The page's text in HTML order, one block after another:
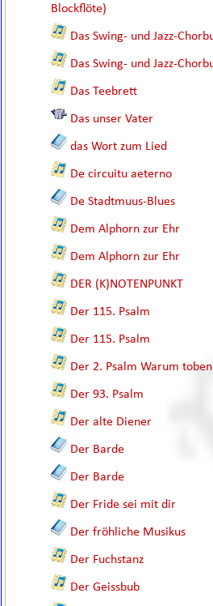
Blockflöte)
Das Swing- und Jazz-
Das Swing- und Jazz-
Das Teebrett
Das unser Vater
das Wort zum Lied
De circuitu aeterno
De Stadtmuus-Blues
Dem Alphorn zur Ehr
Dem Alphorn zur Ehr
DER (K)NOTENPUNKT
Der 115. Psalm
Der 115. Psalm
Der 2. Psalm Warum
Der 93. Psalm
Der alte Diener
Der Barde
Der Barde
Der Fride sei mit dir
Der fröhliche Musikus
Der Fuchstanz
Der Geissbub